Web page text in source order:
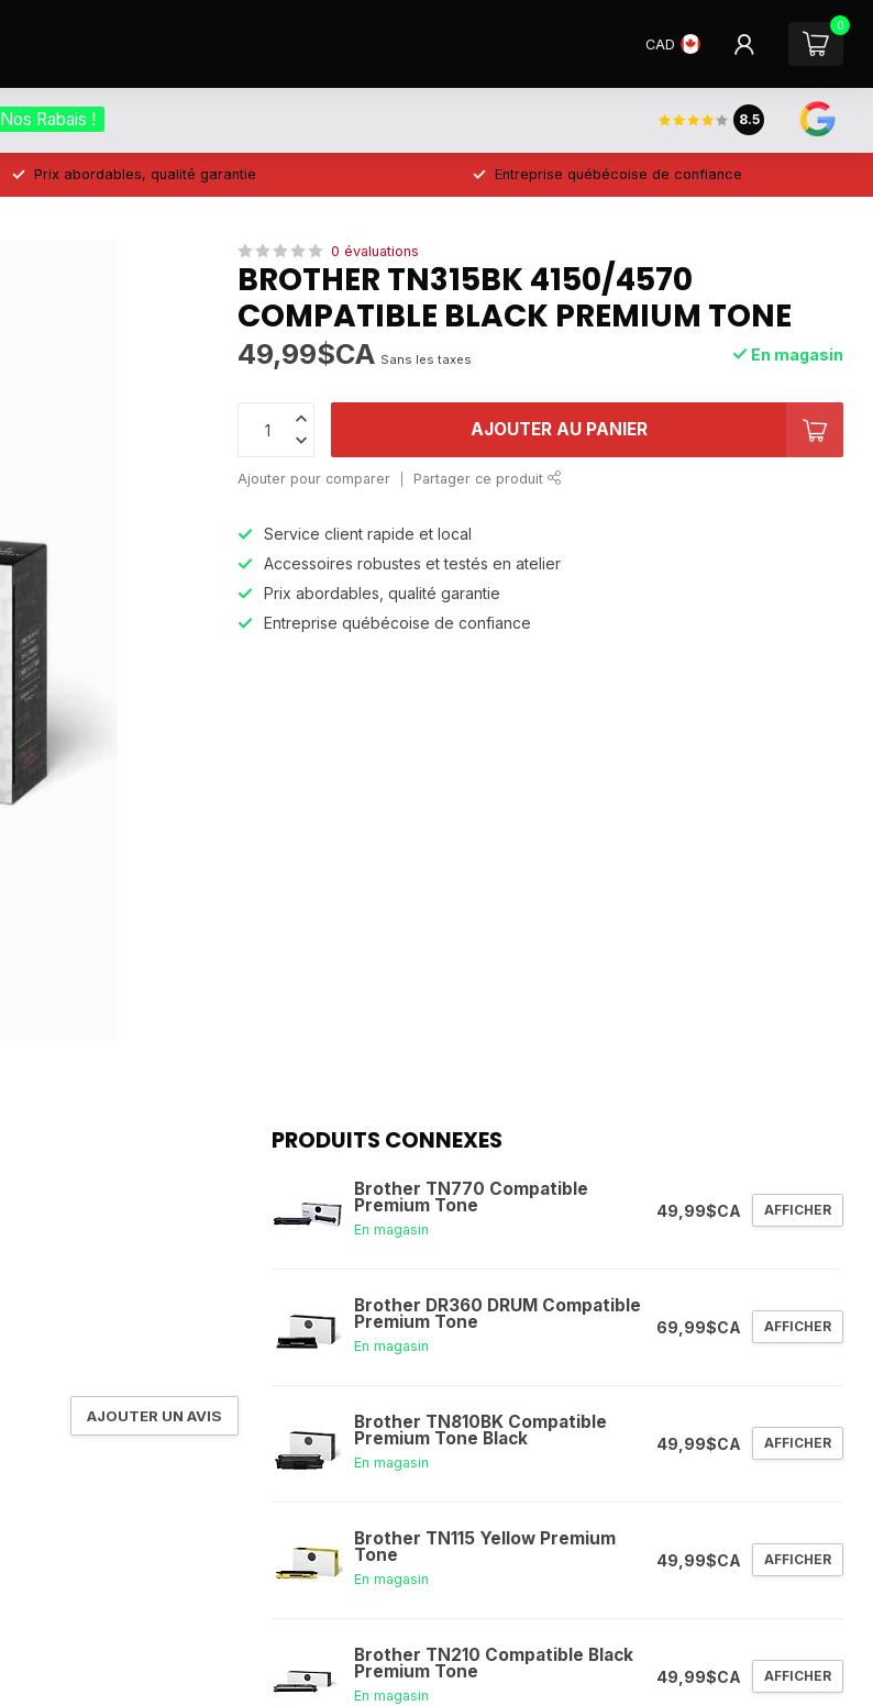
CAD
0
Nos Rabais ! 8.5
Prix abordables, qualité garantie Entreprise québécoise de confiance
0 évaluations
BROTHER TN315BK 4150/4570
COMPATIBLE BLACK PREMIUM TONE
49,99$CA Sans les taxes En magasin
AJOUTER AU PANIER
Ajouter pour comparer Partager ce produit
Service client rapide et local
Accessoires robustes et testés en atelier
Prix abordables, qualité garantie
Entreprise québécoise de confiance
AJOUTER UN AVIS
PRODUITS CONNEXES
Brother TN770 Compatible
Premium Tone
En magasin
49,99$CA AFFICHER
Brother DR360 DRUM Compatible
Premium Tone
En magasin
69,99$CA AFFICHER
Brother TN810BK Compatible
Premium Tone Black
En magasin
49,99$CA AFFICHER
Brother TN115 Yellow Premium
Tone
En magasin
49,99$CA AFFICHER
Brother TN210 Compatible Black
Premium Tone
En magasin
49,99$CA AFFICHER